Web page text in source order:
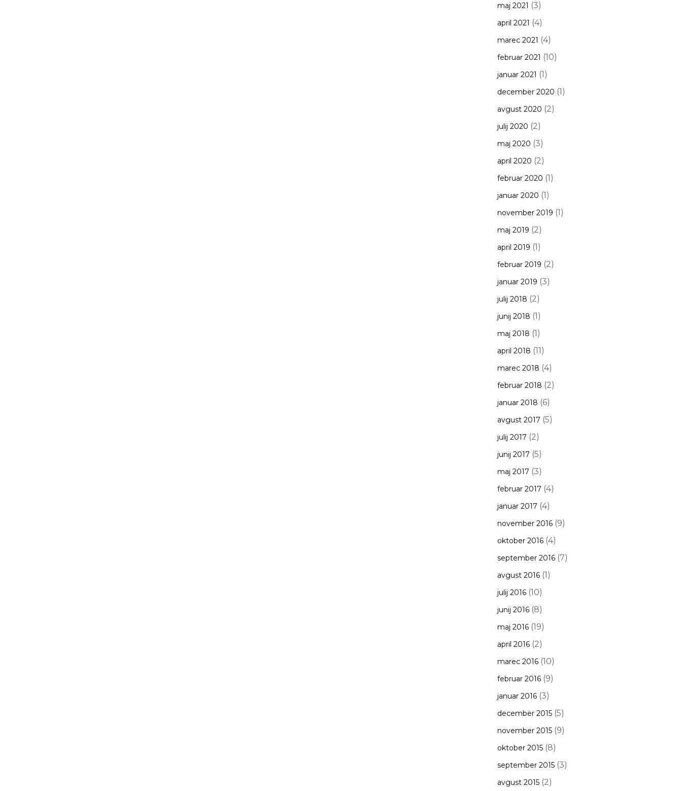
maj 2021 (3)
april 2021 (4)
marec 2021 (4)
februar 2021 (10)
januar 2021 (1)
december 2020 (1)
avgust 2020 (2)
julij 2020 (2)
maj 2020 (3)
april 2020 (2)
februar 2020 (1)
januar 2020 (1)
november 2019 (1)
maj 2019 (2)
april 2019 (1)
februar 2019 (2)
januar 2019 (3)
julij 2018 (2)
junij 2018 (1)
maj 2018 (1)
april 2018 (11)
marec 2018 (4)
februar 2018 (2)
januar 2018 (6)
avgust 2017 (5)
julij 2017 (2)
junij 2017 (5)
maj 2017 (3)
februar 2017 (4)
januar 2017 (4)
november 2016(9)
oktober 2016(4)
september 2016(7)
avgust 2016(1)
julij 2016(10)
junij 2016(8)
maj 2016(19)
april 2016(2)
marec 2016(10)
februar 2016(9)
januar 2016(3)
december 2015(5)
november 2015(9)
oktober 2015(8)
september 2015(3)
avgust 2015(2)